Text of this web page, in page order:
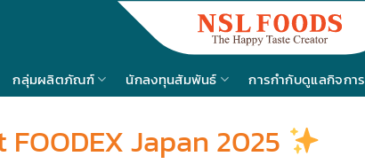
กลุ่มผลิตภัณฑ์ นักลงทุนสัมพันธ์ การกำกับดูแลกิจการ
Japan 2025